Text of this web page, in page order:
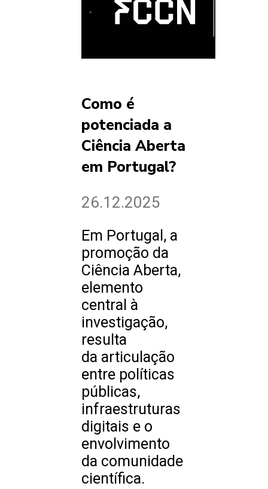
Como é
potenciada a
Ciência Aberta
em Portugal?
26.12.2025
Em Portugal, a
promoção da
Ciência Aberta,
elemento
central à
investigação,
resulta
da articulação
entre políticas
públicas,
infraestruturas
digitais e o
envolvimento
da comunidade
científica.